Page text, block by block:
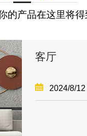
的产品在这里将
客厅
2024/8/